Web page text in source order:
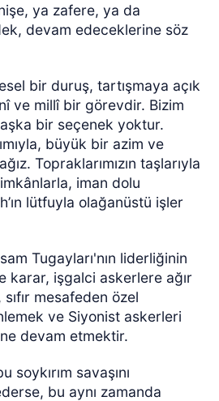
ya zafere, ya da
devam edeceklerine söz
bir duruş, tartışmaya açık
ve millî bir görevdir. Bizim
bir seçenek yoktur.
büyük bir azim ve
Topraklarımızın taşlarıyla
imkânlarla, iman dolu
lütfuyla olağanüstü işler
Tugayları'nın liderliğinin
karar, işgalci askerlere ağır
mesafeden özel
ve Siyonist askerleri
devam etmektir.
soykırım savaşını
bu aynı zamanda